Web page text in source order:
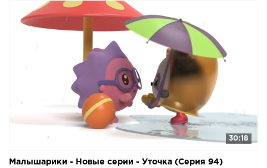
30:18
Малышарики - Новые серии - Уточка (Серия 94)